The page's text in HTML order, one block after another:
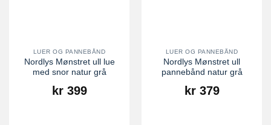
LUER OG PANNEBÅND
Nordlys Mønstret ull lue
med snor natur grå
kr399
LUER OG PANNEBÅND
Nordlys Mønstret ull
pannebånd natur grå
kr379